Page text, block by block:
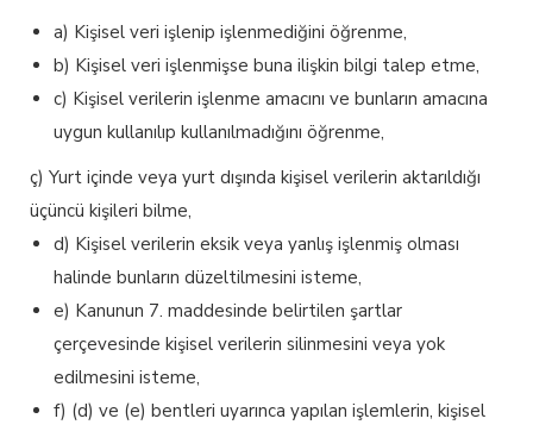
a) Kişisel veri işlenip işlenmediğini öğrenme,
b) Kişisel veri işlenmişse buna ilişkin bilgi talep etme,
c) Kişisel verilerin işlenme amacını ve bunların amacına
uygun kullanılıp kullanılmadığını öğrenme,
ç) Yurt içinde veya yurt dışında kişisel verilerin aktarıldığı
üçüncü kişileri bilme,
d) Kişisel verilerin eksik veya yanlış işlenmiş olması
halinde bunların düzeltilmesini isteme,
e) Kanunun 7. maddesinde belirtilen şartlar
çerçevesinde kişisel verilerin silinmesini veya yok
edilmesini isteme,
f) (d) ve (e) bentleri uyarınca yapılan işlemlerin, kişisel